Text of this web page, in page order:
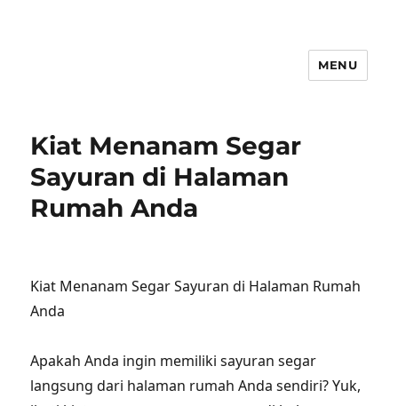
MENU
Kiat Menanam Segar
Sayuran di Halaman
Rumah Anda
Kiat Menanam Segar Sayuran di Halaman Rumah
Anda
Apakah Anda ingin memiliki sayuran segar
langsung dari halaman rumah Anda sendiri? Yuk,